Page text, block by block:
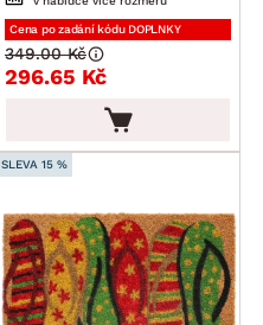
Cena po zadání kódu DOPLNKY
296.65 Kč
349.00 Kč
SLEVA 15 %